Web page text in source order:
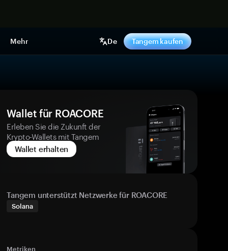
Mehr De Tangem kaufen
Wallet für ROACORE
Erleben Sie die Zukunft der
Krypto-Wallets mit Tangem
Wallet erhalten
Tangem unterstützt Netzwerke für ROACORE
Solana
Metriken